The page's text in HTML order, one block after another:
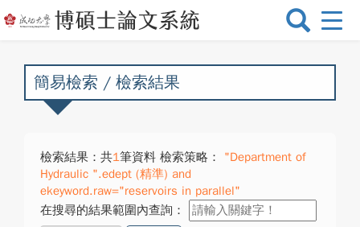
選
換
簡易檢索 / 檢索結果
檢索結果：共1筆資料 檢索策略：
"Department of
Hydraulic ".edept (精準) and
ekeyword.raw="reservoirs in parallel"
在搜尋的結果範圍內查詢：